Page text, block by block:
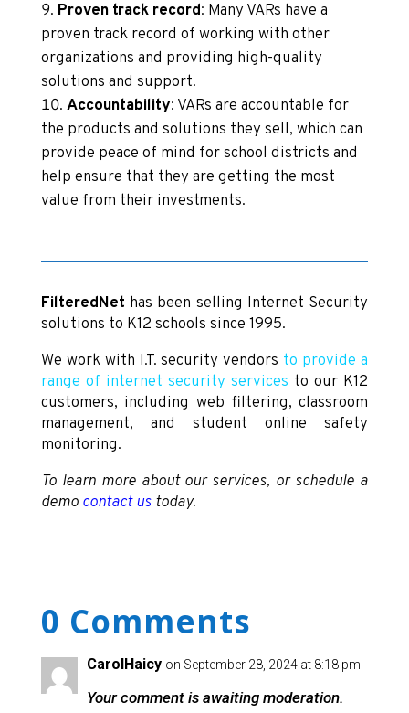
Proven track record: Many VARs have a
proven track record of working with other
organizations and providing high-quality
solutions and support.
Accountability: VARs are accountable for
the products and solutions they sell, which can
provide peace of mind for school districts and
help ensure that they are getting the most
value from their investments.
FilteredNet has been selling Internet Security
solutions to K12 schools since 1995.
We work with I.T. security vendors to provide a
range of internet security services to our K12
customers, including web filtering, classroom
management, and student online safety
monitoring.
To learn more about our services, or schedule a
demo contact ustoday.
0 Comments
CarolHaicy on September 28, 2024 at 8:18 pm
Your comment is awaiting moderation.